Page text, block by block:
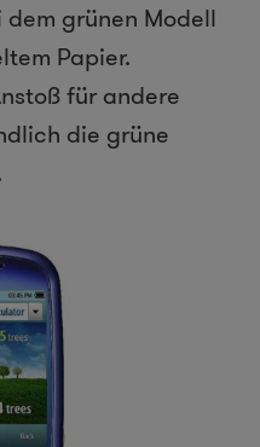
grünen Modell
Papier.
für andere
die grüne